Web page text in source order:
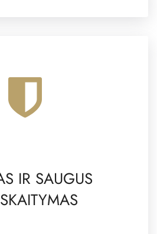
IR SAUGUS